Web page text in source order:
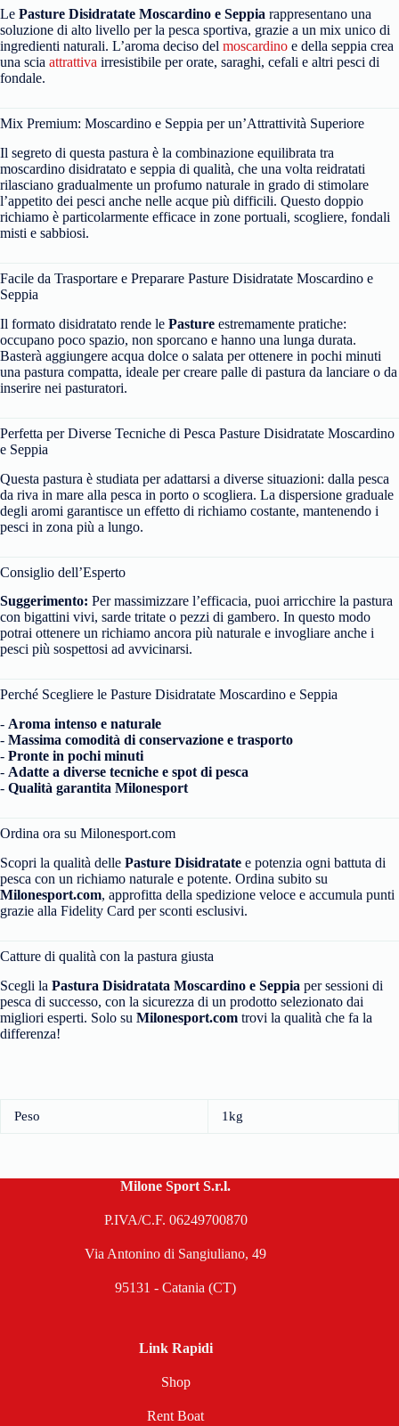
Le Pasture Disidratate Moscardino e Seppia rappresentano una
soluzione di alto livello per la pesca sportiva, grazie a un mix unico di
ingredienti naturali. L’aroma deciso del moscardino e della seppia crea
una scia attrattiva irresistibile per orate, saraghi, cefali e altri pesci di
fondale.
Mix Premium: Moscardino e Seppia per un’Attrattività Superiore
Il segreto di questa pastura è la combinazione equilibrata tra
moscardino disidratato e seppia di qualità, che una volta reidratati
rilasciano gradualmente un profumo naturale in grado di stimolare
l’appetito dei pesci anche nelle acque più difficili. Questo doppio
richiamo è particolarmente efficace in zone portuali, scogliere, fondali
misti e sabbiosi.
Facile da Trasportare e Preparare Pasture Disidratate Moscardino e
Seppia
Il formato disidratato rende le Pasture estremamente pratiche:
occupano poco spazio, non sporcano e hanno una lunga durata.
Basterà aggiungere acqua dolce o salata per ottenere in pochi minuti
una pastura compatta, ideale per creare palle di pastura da lanciare o da
inserire nei pasturatori.
Perfetta per Diverse Tecniche di Pesca Pasture Disidratate Moscardino
e Seppia
Questa pastura è studiata per adattarsi a diverse situazioni: dalla pesca
da riva in mare alla pesca in porto o scogliera. La dispersione graduale
degli aromi garantisce un effetto di richiamo costante, mantenendo i
pesci in zona più a lungo.
Consiglio dell’Esperto
Suggerimento: Per massimizzare l’efficacia, puoi arricchire la pastura
con bigattini vivi, sarde tritate o pezzi di gambero. In questo modo
potrai ottenere un richiamo ancora più naturale e invogliare anche i
pesci più sospettosi ad avvicinarsi.
Perché Scegliere le Pasture Disidratate Moscardino e Seppia
- Aroma intenso e naturale
- Massima comodità di conservazione e trasporto
- Pronte in pochi minuti
- Adatte a diverse tecniche e spot di pesca
- Qualità garantita Milonesport
Ordina ora su Milonesport.com
Scopri la qualità delle Pasture Disidratate e potenzia ogni battuta di
pesca con un richiamo naturale e potente. Ordina subito su
Milonesport.com, approfitta della spedizione veloce e accumula punti
grazie alla Fidelity Card per sconti esclusivi.
Catture di qualità con la pastura giusta
Scegli la Pastura Disidratata Moscardino e Seppia per sessioni di
pesca di successo, con la sicurezza di un prodotto selezionato dai
migliori esperti. Solo su Milonesport.com trovi la qualità che fa la
differenza!
Peso 1kg
Milone Sport S.r.l.
P.IVA/C.F. 06249700870
Via Antonino di Sangiuliano, 49
95131 - Catania (CT)
Link Rapidi
Shop
Rent Boat